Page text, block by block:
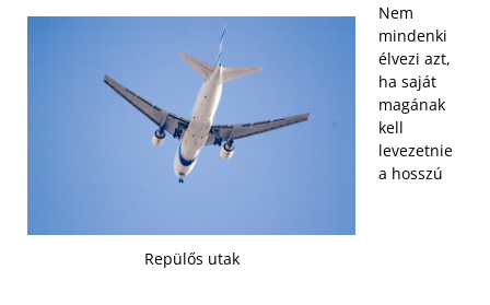
Repülős utak
Nem
mindenki
élvezi azt,
ha saját
magának
kell
levezetnie
a hosszú